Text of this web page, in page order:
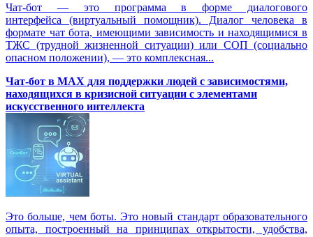
Чат-бот — это программа в форме диалогового
интерфейса (виртуальный помощник). Диалог человека в
формате чат бота, имеющими зависимость и находящимися в
ТЖС (трудной жизненной ситуации) или СОП (социально
опасном положении), — это комплексная...
Чат-бот в MAX для поддержки людей с зависимостями,
находящихся в кризисной ситуации с элементами
искусственного интеллекта
Это больше, чем боты. Это новый стандарт образовательного
опыта, построенный на принципах открытости, удобства,